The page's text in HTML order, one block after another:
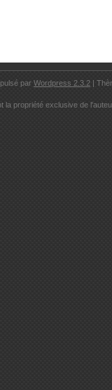
par Wordpress 2.3.2 |
la propriété exclusive de